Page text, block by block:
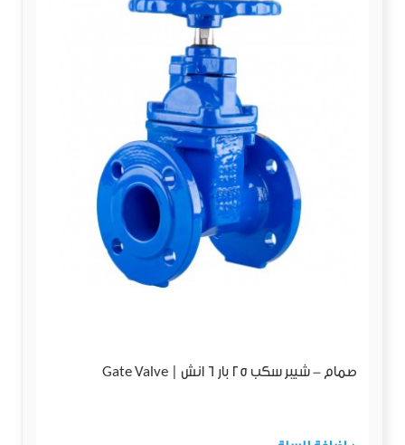
صمام - شيبر سكب 25 بار 6 انش | Gate Valve